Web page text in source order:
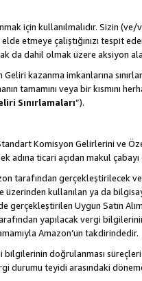
için kullanılmalıdır. Sizin
etmeye çalıştığınızı tespit
da dahil olmak üzere aksiyon
kazanma imkanlarına
tamamını veya bir kısmını
Sınırlamaları”).
Komisyon Gelirlerini ve
ticari açıdan makul
tarafından
kullanılan ya da
Uygun Satın
yapılacak vergi
Amazon’un takdirindedir.
bilgilerinin doğrulanması
teyidi arasındaki